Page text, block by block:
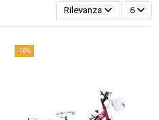
Rilevanza 6
-10%